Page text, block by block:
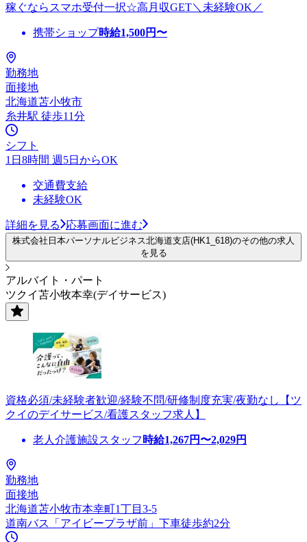
稼ぐならスマホ受付一択☆高月収GET＼未経験OK／
携帯ショップ時給1,500円〜
勤務地
面接地
北海道苫小牧市
糸井駅 徒歩11分
シフト
1日8時間 週5日からOK
交通費支給
未経験OK
詳細を見る 応募画面に進む
株式会社日本パーソナルビジネス北海道支店(HK1_618)のその他の求人
を見る
アルバイト・パート
ツクイ苫小牧本幸(デイサービス)
資格必須/未経験者歓迎/経験不問/研修制度充実/夜勤なし【ツ
クイのデイサービス/看護スタッフ求人】
老人介護施設スタッフ 時給1,267円〜2,029円
勤務地
面接地
北海道苫小牧市本幸町1丁目3-5
道南バス「アイビープラザ前」下車徒歩約2分